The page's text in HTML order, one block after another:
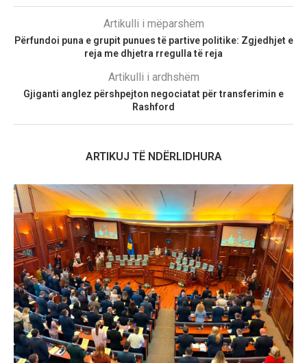
Artikulli i mëparshëm
Përfundoi puna e grupit punues të partive politike: Zgjedhjet e
reja me dhjetra rregulla të reja
Artikulli i ardhshëm
Gjiganti anglez përshpejton negociatat për transferimin e
Rashford
ARTIKUJ TË NDËRLIDHURA